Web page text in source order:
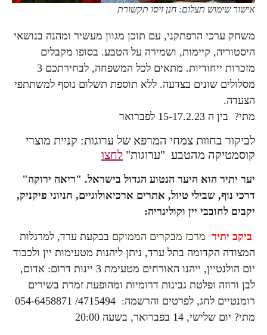
אישור שימוש תצלום: חנן זיסו תקשורת
משחק ערכי הרפתקני, עם תוכן מגוון מעשיר ומהנה בנושאי
היסטוריה, קיימות, ושמירה על הטבע. בסופו מקבלים
מזכרות ייחודיות. מתאים לכל המשפחה, לבחירתכם 3
מסלולים שונים בצדעה. ללא תוספת תשלום נוסף למשתתפי
הצעדה.
מתי? בין ה 15-17.2.23 לפברואר
לביקור בחוות צמחי המרפא של ערוגות: קניית מוצרי
קוסמטיקה מהטבע "ערוגות" לחצו
יער יתיר הוא היער הנטוע הגדול בישראל. "ריאה ירוקה"
דרכי נוף, שבילי טיול, אתרים ארכיאולוגיים, חניוני פיקניק,
יקבים לחובבי יין וקולינריה:
ביקב יתיר מרכז מבקרים הממוקם בבקעת ערד, למרגלות
המצודה הקדומה בתל ערד, ניתן ליהנות מטעימות יין ולכבוד
יום הולנטיין, ייהנו האורחים מטעימת 3 יינות דרום: אדום,
לבן ורוזה ופלטת גבינות דרומיות ומהופעת זמרת בשירים
רומנטיים לחג, לפרטים והרשמה: 4715494/ 054-6458871
מתי? יום שלישי, 14 בפברואר, בשעה 20:00